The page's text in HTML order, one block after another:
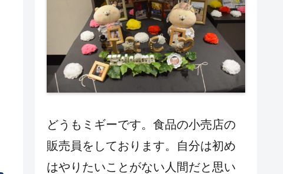
どうもミギーです。食品の小売店の
販売員をしております。自分は初め
はやりたいことがない人間だと思い